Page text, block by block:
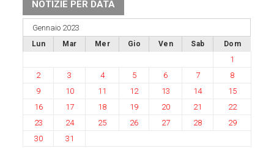
NOTIZIE PER DATA
Gennaio 2023
Lun Mar Mer Gio Ven Sab Dom
1
2
3 4 5 6 7
8
9
10 11 12 13 14
15
16
17 18 19 20 21
22
23
24 25 26 27 28
29
30
31